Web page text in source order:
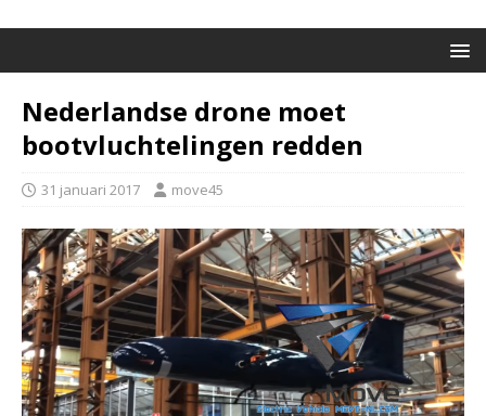
Nederlandse drone moet
bootvluchtelingen redden
31 januari 2017 move45